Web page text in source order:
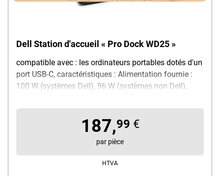
Dell Station d'accueil « Pro Dock WD25 »
compatible avec : les ordinateurs portables dotés d'un
port USB-C, caractéristiques : Alimentation fournie :
100 W (systèmes Dell), 96 W (systèmes non Dell),
poids : 600 g, contenu de la livraison : station
d'accueil, bloc d'alimentation
187,99 €
par pièce
HTVA